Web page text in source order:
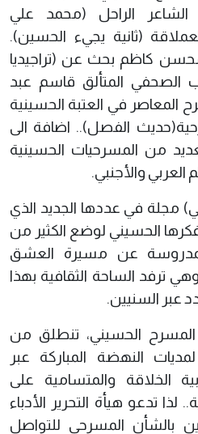
الراحل (محمد علي
(ثانية يجيء الحسين).
كاظم بحث عن (تراجيديا
الصحفي المتألق قاسم عبد
المعاصر في العتبة الحسينية
الفصل).. اضافة الى
من المسرحيات الحسينية
والأجنبي.
مجلة في عددها الجديد الذي
في فكرها الحسيني لوضع الكثير من
عن مسيرة العشق
ترفد الساحة الثقافية بهذا
عبر السنيين.
المسرح الحسيني، تنطلق من
النهضة المباركة عبر
الخلاقة والمتسامية على
لذا تدعو هيأة التحرير الأدباء
بالشأن المسرحي للتواصل